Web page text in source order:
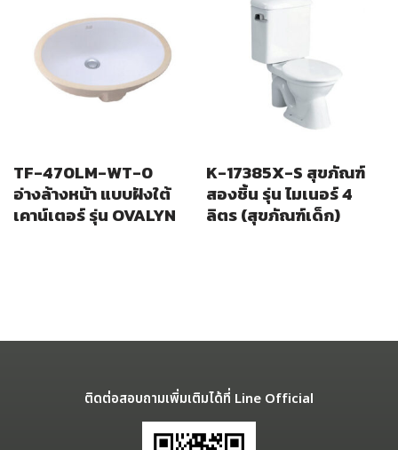
TF-470LM-WT-0
อ่างล้างหน้า แบบฝังใต้
เคาน์เตอร์ รุ่น OVALYN
K-17385X-S สุขภัณฑ์
สองชิ้น รุ่น ไมเนอร์ 4
ลิตร (สุขภัณฑ์เด็ก)
ติดต่อสอบถามเพิ่มเติมได้ที่ Line Official